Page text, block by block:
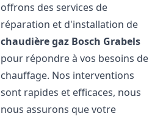
offrons des services de
réparation et d'installation de
chaudière gaz Bosch Grabels
pour répondre à vos besoins de
chauffage. Nos interventions
sont rapides et efficaces, nous
nous assurons que votre